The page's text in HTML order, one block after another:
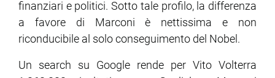
finanziari e politici. Sotto tale profilo, la differenza
a favore di Marconi è nettissima e non
riconducibile al solo conseguimento del Nobel.
Un search su Google rende per Vito Volterra